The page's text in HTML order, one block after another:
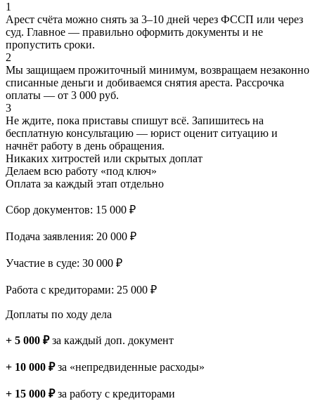
1
Арест счёта можно снять за 3–10 дней через ФССП или через
суд. Главное — правильно оформить документы и не
пропустить сроки.
2
Мы защищаем прожиточный минимум, возвращаем незаконно
списанные деньги и добиваемся снятия ареста. Рассрочка
оплаты — от 3 000 руб.
3
Не ждите, пока приставы спишут всё. Запишитесь на
бесплатную консультацию — юрист оценит ситуацию и
начнёт работу в день обращения.
Никаких хитростей или скрытых доплат
Делаем всю работу «под ключ»
Оплата за каждый этап отдельно
Сбор документов: 15 000 ₽
Подача заявления: 20 000 ₽
Участие в суде: 30 000 ₽
Работа с кредиторами: 25 000 ₽
Доплаты по ходу дела
+ 5 000 ₽за каждый доп. документ
+ 10 000 ₽за «непредвиденные расходы»
+ 15 000 ₽за работу с кредиторами